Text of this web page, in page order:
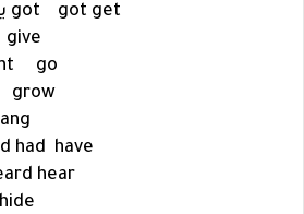
got
got get
give
go
grow
had have
hear
hide